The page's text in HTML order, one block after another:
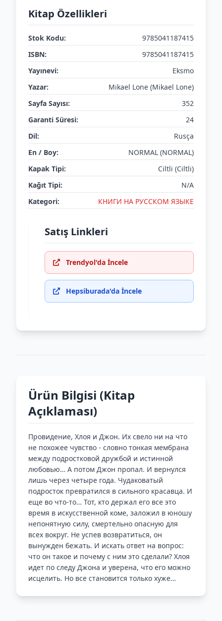
Kitap Özellikleri
Stok Kodu:
9785041187415
ISBN:
9785041187415
Yayınevi:
Eksmo
Yazar:
Mikael Lone (Mikael Lone)
Sayfa Sayısı:
352
Garanti Süresi:
24
Dil:
Rusça
En / Boy:
NORMAL (NORMAL)
Kapak Tipi:
Ciltli (Ciltli)
Kağıt Tipi:
N/A
Kategori:
КНИГИ НА РУССКОМ ЯЗЫКЕ
Satış Linkleri
Trendyol'da İncele
Hepsiburada'da İncele
Ürün Bilgisi (Kitap
Açıklaması)
Провидение, Хлоя и Джон. Их свело ни на что
не похожее чувство - словно тонкая мембрана
между подростковой дружбой и истинной
любовью… А потом Джон пропал. И вернулся
лишь через четыре года. Чудаковатый
подросток превратился в сильного красавца. И
еще во что-то… Тот, кто держал его все это
время в искусственной коме, заложил в юношу
непонятную силу, смертельно опасную для
всех вокруг. Не успев возвратиться, он
вынужден бежать. И искать ответ на вопрос:
что он такое и почему с ним это сделали? Хлоя
идет по следу Джона и уверена, что его можно
исцелить. Но все становится только хуже…